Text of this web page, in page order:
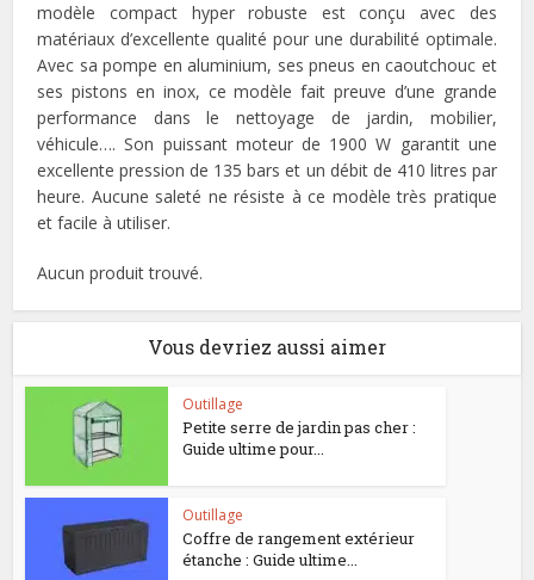
modèle compact hyper robuste est conçu avec des
matériaux d’excellente qualité pour une durabilité optimale.
Avec sa pompe en aluminium, ses pneus en caoutchouc et
ses pistons en inox, ce modèle fait preuve d’une grande
performance dans le nettoyage de jardin, mobilier,
véhicule…. Son puissant moteur de 1900 W garantit une
excellente pression de 135 bars et un débit de 410 litres par
heure. Aucune saleté ne résiste à ce modèle très pratique
et facile à utiliser.
Aucun produit trouvé.
Vous devriez aussi aimer
Outillage
Petite serre de jardin pas cher :
Guide ultime pour...
Outillage
Coffre de rangement extérieur
étanche : Guide ultime...